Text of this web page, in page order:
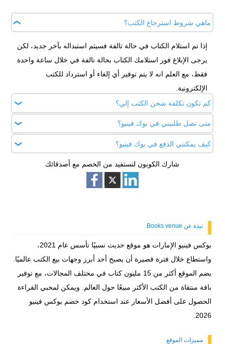
ماهي شروط استرجاع الكتب؟
إذا تم استلام الكتاب في حالة تالفة فسيتم استبداله بآخر جديد، لكن
يرجى الإبلاغ فور استلامك الكتاب بحالة تالفة في خلال ساعة واحدة
فقط، مع العلم انه لا يتم توفير أي إلغاء أو استرداد للكتب
الإلكترونية.
كم تكون تكلفة شحن الكتب إلي؟
إماراتي، أما لباقي الدول سيتم الحساب وفقًا للوزن والبلد.
متى تصل طلبيتي في بوك فينيو؟
عمل من خلال شركتي DHL أو Fedex.
كيف يمكنني الدفع في بوك فينيو؟
يمكنك الدفع عن طريق البطاقات البنكية فيزا وماستر كارد أو باي
بال أو الدفع عند الاستلام.
شارك الكوبون لتستفيد من الخصم مع أصدقائك
نبذة عن Books venue
بوكس فينيو الإمارات هو موقع حديث نسبيًا تأسس عام 2021،
واستطاع خلال فترة قصيرة أن يصبح أحد أبرز وجهات بيع الكتب عالميًا.
يضم الموقع أكثر من 15 مليون كتاب في مختلف المجالات، مع توفير
باقة منتقاة من الكتب الأكثر مبيعًا حول العالم. ويمكن لمحبي القراءة
الحصول على أفضل الأسعار عند استخدام كود خصم بوكس فينيو
2026.
مميزات الموقع